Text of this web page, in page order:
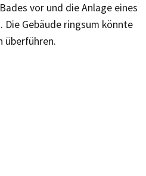
vor und die Anlage eines
Die Gebäude ringsum könnte
überführen.